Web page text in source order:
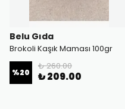
Belu Gıda
Brokoli Kaşık Maması 100gr
%20
₺ 260.00
₺ 209.00